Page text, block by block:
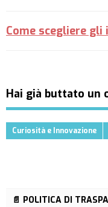
Come scegliere gli
Hai già buttato un
Curiosità e Innovazione
📄 POLITICA DI